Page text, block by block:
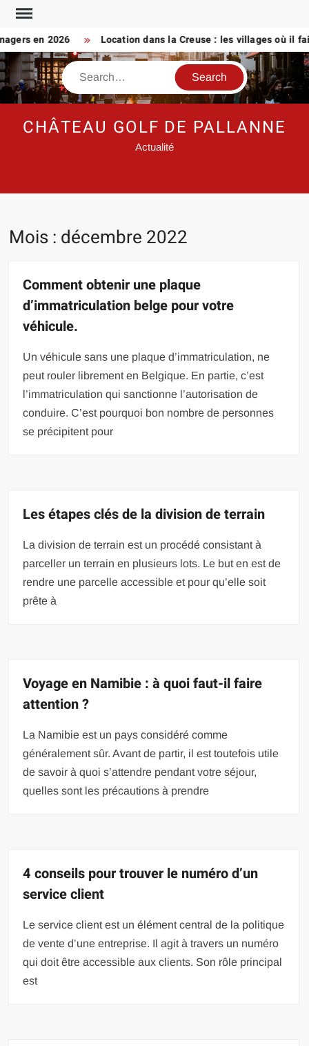
Skip
contenten 2026 Location dans la Creuse : les villages où il
Search
CHÂTEAU GOLF DE PALLANNE
Actualité
Mois : décembre 2022
Comment obtenir une plaque
d’immatriculation belge pour votre
véhicule.
Un véhicule sans une plaque d’immatriculation, ne
peut rouler librement en Belgique. En partie, c’est
l’immatriculation qui sanctionne l’autorisation de
conduire. C’est pourquoi bon nombre de personnes
se précipitent pour
Les étapes clés de la division de terrain
La division de terrain est un procédé consistant à
parceller un terrain en plusieurs lots. Le but en est de
rendre une parcelle accessible et pour qu’elle soit
prête à
Voyage en Namibie : à quoi faut-il faire
attention ?
La Namibie est un pays considéré comme
généralement sûr. Avant de partir, il est toutefois utile
de savoir à quoi s’attendre pendant votre séjour,
quelles sont les précautions à prendre
4 conseils pour trouver le numéro d’un
service client
Le service client est un élément central de la politique
de vente d’une entreprise. Il agit à travers un numéro
qui doit être accessible aux clients. Son rôle principal
est